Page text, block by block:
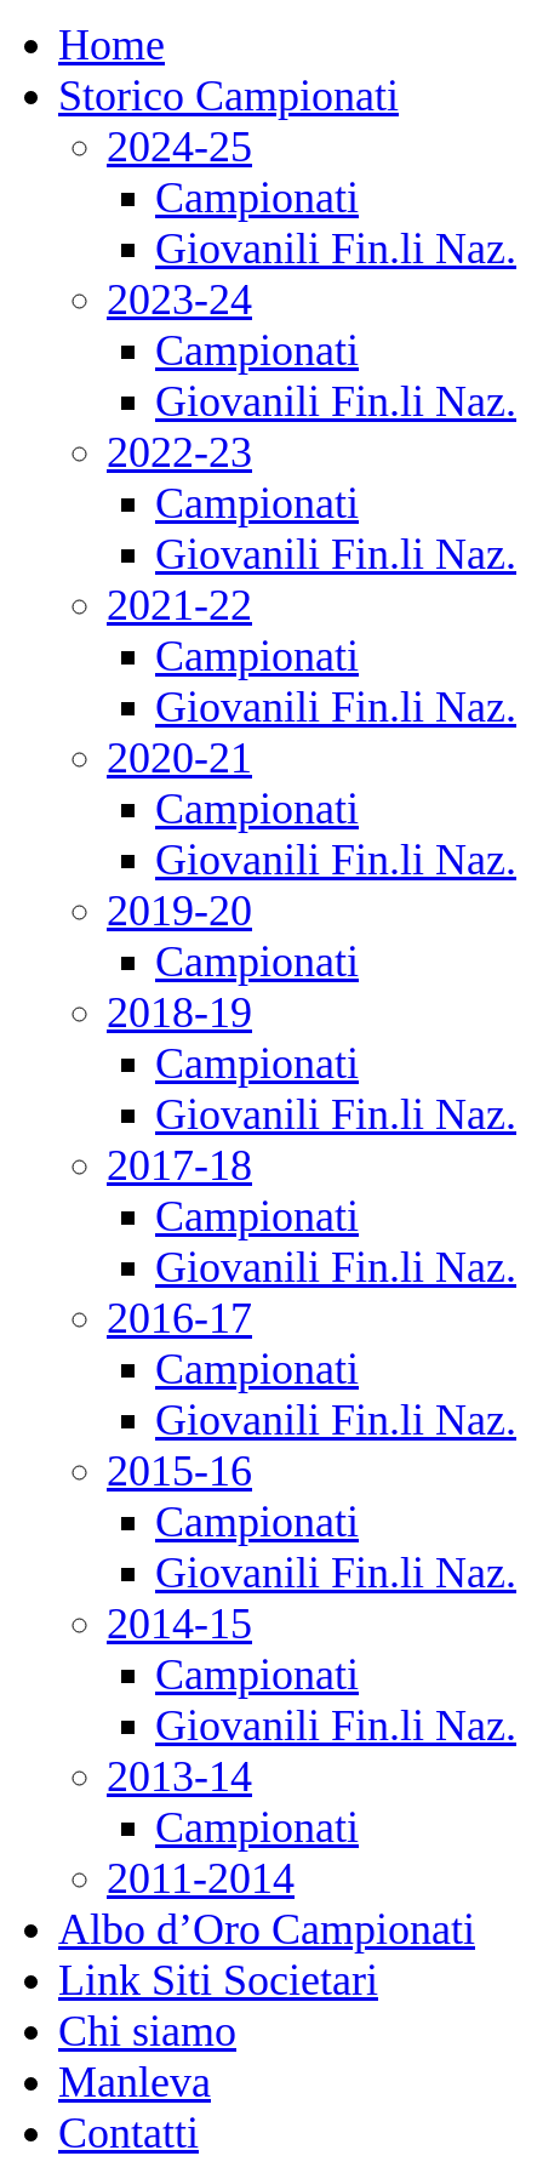
Home
Storico Campionati
2024-25
Campionati
Giovanili Fin.li Naz.
2023-24
Campionati
Giovanili Fin.li Naz.
2022-23
Campionati
Giovanili Fin.li Naz.
2021-22
Campionati
Giovanili Fin.li Naz.
2020-21
Campionati
Giovanili Fin.li Naz.
2019-20
Campionati
2018-19
Campionati
Giovanili Fin.li Naz.
2017-18
Campionati
Giovanili Fin.li Naz.
2016-17
Campionati
Giovanili Fin.li Naz.
2015-16
Campionati
Giovanili Fin.li Naz.
2014-15
Campionati
Giovanili Fin.li Naz.
2013-14
Campionati
2011-2014
Albo d’Oro Campionati
Link Siti Societari
Chi siamo
Manleva
Contatti